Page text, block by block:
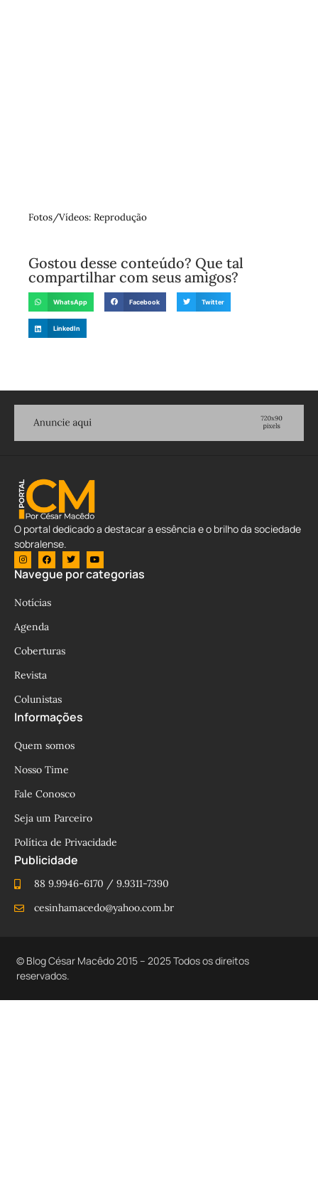
Fotos/Vídeos: Reprodução
Gostou desse conteúdo? Que tal
compartilhar com seus amigos?
WhatsApp Facebook Twitter
LinkedIn
O portal dedicado a destacar a essência e o brilho da sociedade
sobralense.
Navegue por categorias
Notícias
Agenda
Coberturas
Revista
Colunistas
Informações
Quem somos
Nosso Time
Fale Conosco
Seja um Parceiro
Política de Privacidade
Publicidade
88 9.9946-6170 / 9.9311-7390
cesinhamacedo@yahoo.com.br
© Blog César Macêdo 2015 – 2025 Todos os direitos
reservados.